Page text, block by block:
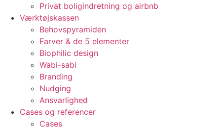
Privat boligindretning og airbnb
Værktøjskassen
Behovspyramiden
Farver & de 5 elementer
Biophilic design
Wabi-sabi
Branding
Nudging
Ansvarlighed
Cases og referencer
Cases